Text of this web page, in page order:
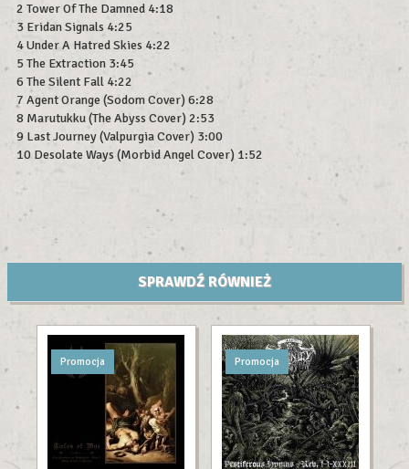
2 Tower Of The Damned 4:18
3 Eridan Signals 4:25
4 Under A Hatred Skies 4:22
5 The Extraction 3:45
6 The Silent Fall 4:22
7 Agent Orange (Sodom Cover) 6:28
8 Marutukku (The Abyss Cover) 2:53
9 Last Journey (Valpurgia Cover) 3:00
10 Desolate Ways (Morbid Angel Cover) 1:52
SPRAWDŹ RÓWNIEŻ
Promocja Promocja